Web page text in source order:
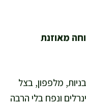
מאוזנת
מלפפון, בצל
ונפח בלי הרבה